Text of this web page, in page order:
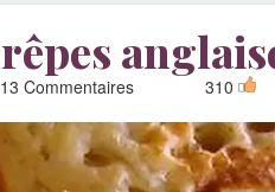
Commentaires 310